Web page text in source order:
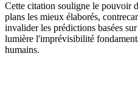
Cette citation souligne le pouvoir
plans les mieux élaborés,
invalider les prédictions basées
lumière l'imprévisibilité
humains.